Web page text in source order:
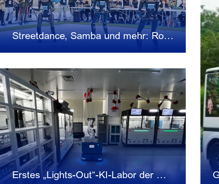
Streetdance, Samba und mehr: Roboter-Tanzgruppen geben ihr Debüt bei den Roboterspielen 2026
Erstes „Lights-Out“-KI-Labor der Marktaufsicht in Beijing in Betrieb genommen